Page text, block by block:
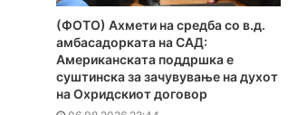
(ФОТО) Ахмети на средба со в.д.
амбасадорката на САД:
Американската поддршка е
суштинска за зачувување на духот
на Охридскиот договор